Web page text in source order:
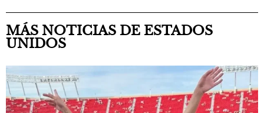
MÁS NOTICIAS DE ESTADOS
UNIDOS